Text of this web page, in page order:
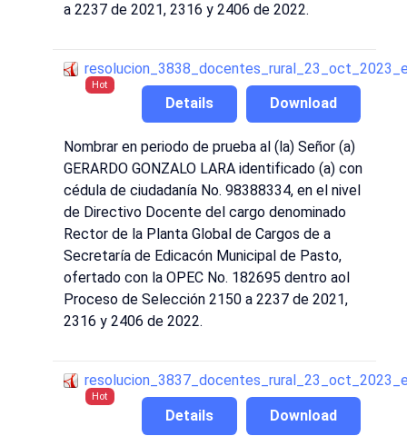
a 2237 de 2021, 2316 y 2406 de 2022.
Hot
Download
Details
Nombrar en periodo de prueba al (la) Señor (a)
GERARDO GONZALO LARA identificado (a) con
cédula de ciudadanía No. 98388334, en el nivel
de Directivo Docente del cargo denominado
Rector de la Planta Global de Cargos de a
Secretaría de Edicacón Municipal de Pasto,
ofertado con la OPEC No. 182695 dentro aol
Proceso de Selección 2150 a 2237 de 2021,
2316 y 2406 de 2022.
Hot
Download
Details